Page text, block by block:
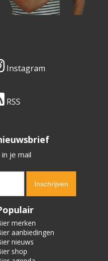
Instagram
RSS
je mail
merken
aanbiedingen
nieuws
shop